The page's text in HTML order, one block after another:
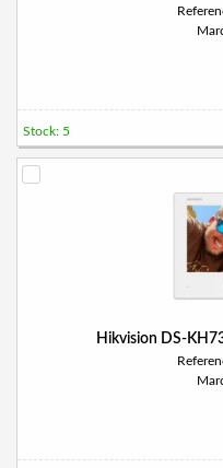
Stock: 5
Hikvision DS-